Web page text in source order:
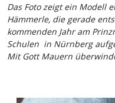
Das Foto zeigt ein Modell
Hämmerle, die gerade
kommenden Jahr am
Schulen in Nürnberg
Mit Gott Mauern